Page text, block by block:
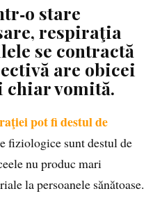
stare
respiraţia
se contractă
are obicei
chiar vomită.
pot fi destul de
fiziologice sunt destul de
nu produc mari
la persoanele sănătoase.